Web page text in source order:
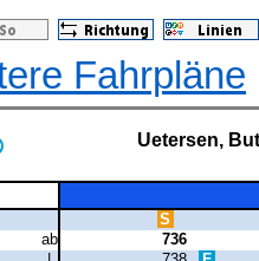
Fahrpläne
Uetersen,
S
ab
736